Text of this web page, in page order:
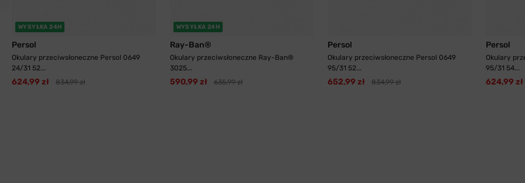
WYSYŁKA 24H
Persol
Okulary przeciwsłoneczne Persol 0649
24/31 52...
624,99 zł 834,99 zł
WYSYŁKA 24H
Ray-Ban®
Okulary przeciwsłoneczne Ray-Ban®
3025...
590,99 zł 635,99 zł
Persol
Okulary przeciwsłoneczne Persol 0649
95/31 52...
652,99 zł 834,99 zł
Persol
Okulary
95/31 54...
624,99 zł